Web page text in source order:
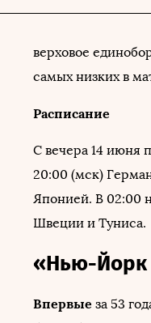
верховое
самых низких в
Расписание
С вечера 14 июня
20:00 (мск)
Японией. В 02:00
Швеции и Туниса.
«Нью-Йорк
Впервые за 53